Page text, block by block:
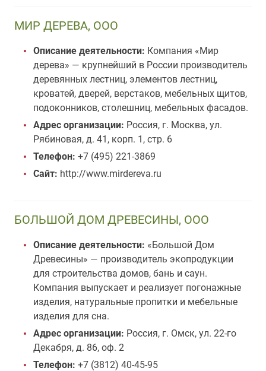
МИР ДЕРЕВА, ООО
Описание деятельности: Компания «Мир
дерева» — крупнейший в России производитель
деревянных лестниц, элементов лестниц,
кроватей, дверей, верстаков, мебельных щитов,
подоконников, столешниц, мебельных фасадов.
Адрес организации: Россия, г. Москва, ул.
Рябиновая, д. 41, корп. 1, стр. 6
Телефон: +7 (495) 221-3869
Сайт: http://www.mirdereva.ru
БОЛЬШОЙ ДОМ ДРЕВЕСИНЫ, ООО
Описание деятельности: «Большой Дом
Древесины» — производитель экопродукции
для строительства домов, бань и саун.
Компания выпускает и реализует погонажные
изделия, натуральные пропитки и мебельные
изделия для сна.
Адрес организации: Россия, г. Омск, ул. 22-го
Декабря, д. 86, оф. 2
Телефон: +7 (3812) 40-45-95